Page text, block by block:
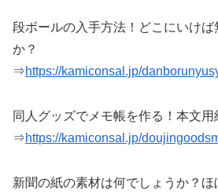
段ボールの入手方法！どこにいけ
か？
⇒https://kamiconsal.jp/
同人グッズでメモ帳を作る！本文用
⇒https://kamiconsal.jp/
新聞の紙の素材は何でしょうか？